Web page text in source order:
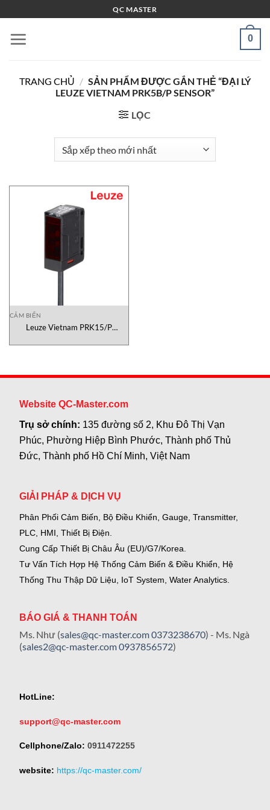
qua
nội
QC MASTER
0
TRANG CHỦ / SẢN PHẨM ĐƯỢC GẮN THẺ “ĐẠI LÝ
LEUZE VIETNAM PRK5B/P SENSOR”
LỌC
CẢM BIẾN
Leuze Vietnam PRK15/P
Website QC-Master.com
Trụ sở chính: 135 đường số 2, Khu Đô Thị Vạn
Phúc, Phường Hiệp Bình Phước, Thành phố Thủ
Đức, Thành phố Hồ Chí Minh, Việt Nam
GIẢI PHÁP & DỊCH VỤ
Phân Phối Cảm Biến, Bộ Điều Khiển, Gauge, Transmitter,
PLC, HMI, Thiết Bị Điện.
Cung Cấp Thiết Bị Châu Âu (EU)/G7/Korea.
Tư Vấn Tích Hợp Hệ Thống Cảm Biến & Điều Khiển, Hệ
Thống Thu Thập Dữ Liệu, IoT System, Water Analytics.
BÁO GIÁ & THANH TOÁN
Ms. Như (sales@qc-master.com0373238670) - Ms. Ngà
(sales2@qc-master.com0937856572)
HotLine:
support@qc-master.com
Cellphone/Zalo: 0911472255
website: https://qc-master.com/